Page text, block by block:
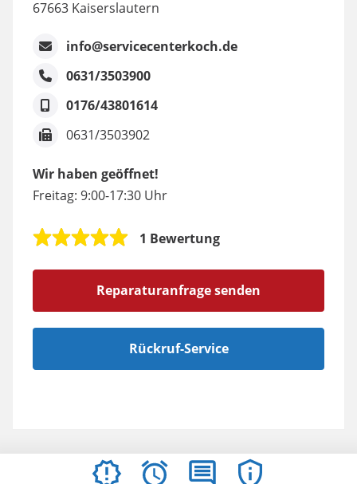
67663 Kaiserslautern
info@servicecenterkoch.de
0631/3503900
0176/43801614
0631/3503902
Wir haben geöffnet!
Freitag: 9:00-17:30 Uhr
1 Bewertung
Reparaturanfrage senden
Rückruf-Service
AKTUELLESÖFFNUNGSZEITEN
BEWERTUNGEN
IMPRESSUM